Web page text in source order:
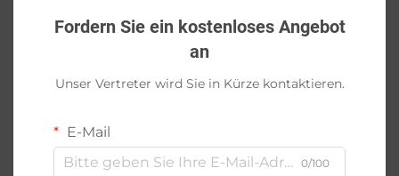
Fordern Sie ein kostenloses Angebot
an
Unser Vertreter wird Sie in Kürze kontaktieren.
E-Mail
0/100